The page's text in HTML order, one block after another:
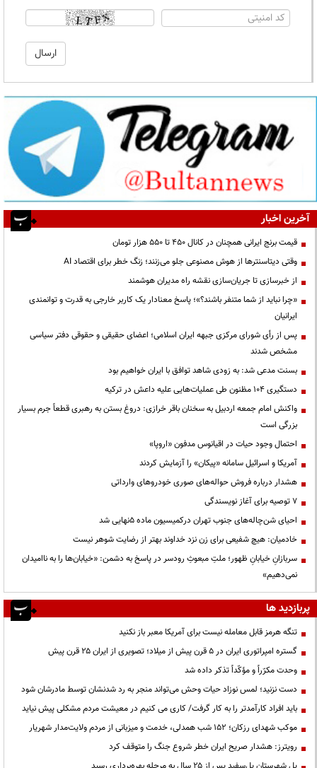
آخرین اخبار
قیمت‌ برنج ایرانی همچنان در کانال ۴۵۰ تا ۵۵۰ هزار تومان
وقتی دیتاسنترها از هوش مصنوعی جلو می‌زنند؛ زنگ خطر برای اقتصاد AI
از خبرسازی تا جریان‌سازی نقشه راه مدیران هوشمند
«چرا نباید از شما متنفر باشند؟»؛ پاسخ معنادار یک کاربر خارجی به قدرت و توانمندی
ایرانیان
پس از رأی شورای مرکزی جبهه ایران اسلامی؛ اعضای حقیقی و حقوقی دفتر سیاسی
مشخص شدند
بسنت مدعی شد: به زودی شاهد توافق با ایران خواهیم بود
دستگیری ۱۰۴ مظنون طی عملیات‌هایی علیه داعش در ترکیه
واکنش امام جمعه اردبیل به سخنان باقر خرازی: دروغ بستن به رهبری قطعاً جرم بسیار
بزرگی است
احتمال وجود حیات در اقیانوس مدفون «اروپا»
آمریکا و اسرائیل سامانه «پیکان» را آزمایش کردند
هشدار درباره فروش حواله‌های صوری خودروهای وارداتی
۷ توصیه برای آغاز نویسندگی
احیای شن‌چاله‌های جنوب تهران درکمیسیون ماده ۵نهایی شد
خادمیان: هیچ شفیعی برای زن نزد خداوند بهتر از رضایت شوهر نیست
سربازانِ خیابانِ ظهور؛ ملتِ مبعوثِ رودسر در پاسخ به دشمن: «خیابان‌ها را به ناامیدان
نمی‌دهیم»
پربازدید ها
تنگه هرمز قابل معامله نیست برای آمریکا معبر باز نکنید
گستره امپراتوری ایران در ۵ قرن پیش از میلاد؛ تصویری از ایران ۲۵ قرن پیش
وحدت مکرّراً و مؤکّداً تذکر داده شد
دست نزنید؛ لمس نوزاد حیات وحش می‌تواند منجر به رد شدنشان توسط مادرشان شود
باید افراد کارآمدتر را به کار گرفت/ کاری می کنیم در معیشت مردم مشکلی پیش نیاید
موکب شهدای رزکان؛ ۱۵۲ شب همدلی، خدمت و میزبانی از مردم ولایت‌مدار شهریار
رویترز: هشدار صریح ایران خطر شروع جنگ را متوقف کرد